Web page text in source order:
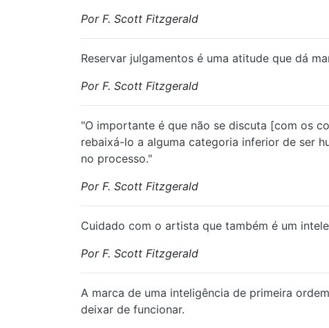
Por F. Scott Fitzgerald
Reservar julgamentos é uma atitude que dá
Por F. Scott Fitzgerald
"O importante é que não se discuta [com os
rebaixá-lo a alguma categoria inferior de ser
no processo."
Por F. Scott Fitzgerald
Cuidado com o artista que também é um
Por F. Scott Fitzgerald
A marca de uma inteligência de primeira
deixar de funcionar.